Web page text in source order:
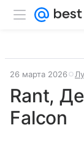
26 марта 2026
Rant,
Falcon